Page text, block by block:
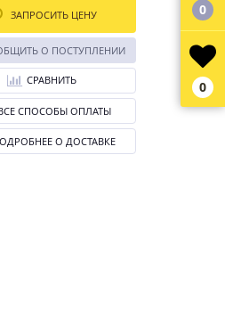
ЗАПРОСИТЬ ЦЕНУ
О ПОСТУПЛЕНИИ
СРАВНИТЬ
СПОСОБЫ ОПЛАТЫ
О ДОСТАВКЕ
0
0